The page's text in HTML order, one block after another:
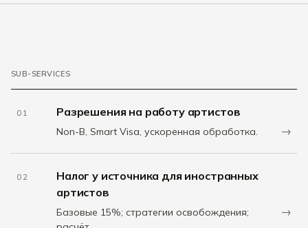
SUB-SERVICES
01 Разрешения на работу артистов
Non-B, Smart Visa, ускоренная обработка. →
02
Налог у источника для иностранных
артистов
Базовые 15%; стратегии освобождения;
→